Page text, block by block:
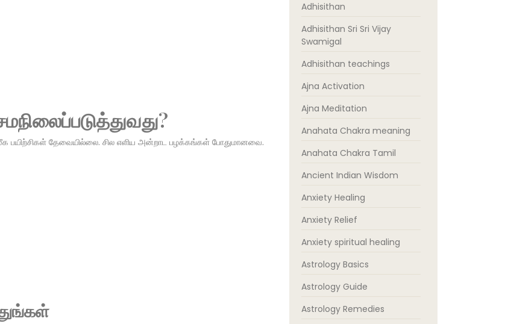
பயிற்சிகள் தேவையில்லை. சில எளிய அன்றாட பழக்கங்கள் போதுமானவை.
Adhisithan
Adhisithan Sri Sri Vijay
Swamigal
Adhisithan teachings
Ajna Activation
Ajna Meditation
Anahata Chakra meaning
Anahata Chakra Tamil
Ancient Indian Wisdom
Anxiety Healing
Anxiety Relief
Anxiety spiritual healing
Astrology Basics
Astrology Guide
Astrology Remedies